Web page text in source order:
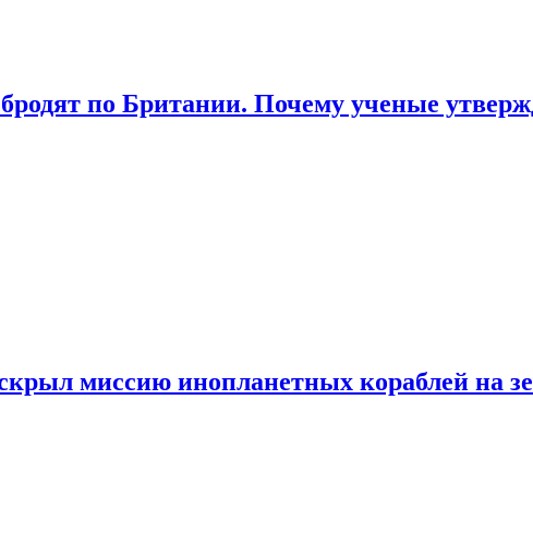
по Британии. Почему ученые
миссию инопланетных кораблей на